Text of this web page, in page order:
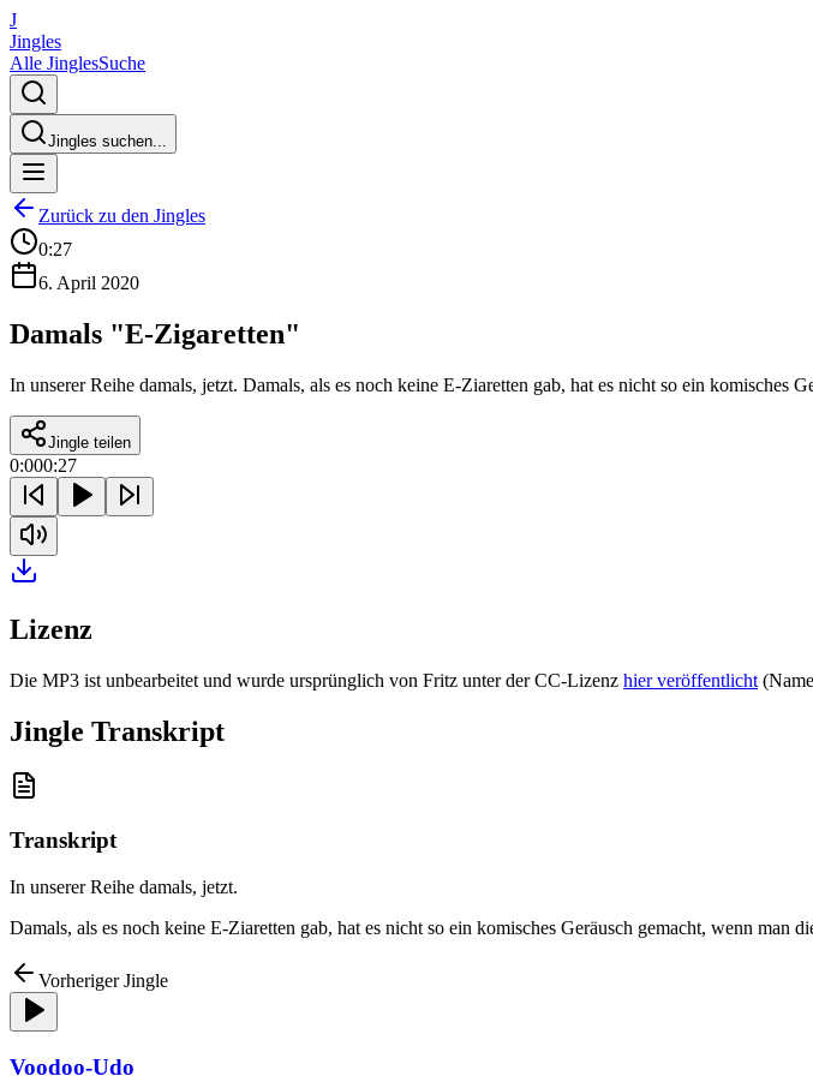
J
Jingles
Alle JinglesSuche
Jingles suchen...
Zurück zu den Jingles
0:27
6. April 2020
Damals "E-Zigaretten"
In unserer Reihe damals, jetzt. Damals, als es noch keine E-Ziaretten gab, hat es nicht so ein komisches
Jingle teilen
0:000:27
Lizenz
Die MP3 ist unbearbeitet und wurde ursprünglich von Fritz unter der CC-Lizenz hier veröffentlicht
Jingle Transkript
Transkript
In unserer Reihe damals, jetzt.
Damals, als es noch keine E-Ziaretten gab, hat es nicht so ein komisches Geräusch gemacht, wenn man
Vorheriger Jingle
Voodoo-Udo